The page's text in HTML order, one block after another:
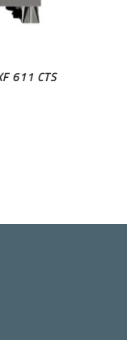
611 CTS